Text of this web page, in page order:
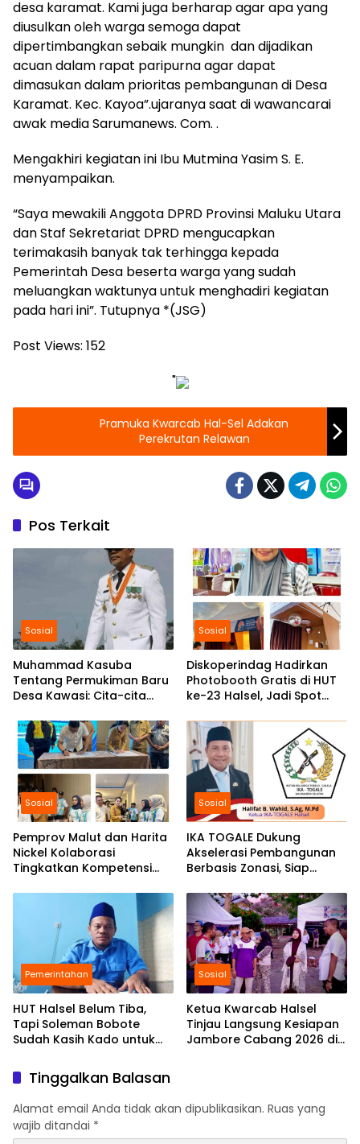
desa karamat. Kami juga berharap agar apa yang
diusulkan oleh warga semoga dapat
dipertimbangkan sebaik mungkin dan dijadikan
acuan dalam rapat paripurna agar dapat
dimasukan dalam prioritas pembangunan di Desa
Karamat. Kec. Kayoa”.ujaranya saat di wawancarai
awak media Sarumanews. Com. .
Mengakhiri kegiatan ini Ibu Mutmina Yasim S. E.
menyampaikan.
“Saya mewakili Anggota DPRD Provinsi Maluku Utara
dan Staf Sekretariat DPRD mengucapkan
terimakasih banyak tak terhingga kepada
Pemerintah Desa beserta warga yang sudah
meluangkan waktunya untuk menghadiri kegiatan
pada hari ini”. Tutupnya *(JSG)
Post Views: 152
"
Pramuka Kwarcab Hal-Sel Adakan
Perekrutan Relawan
Pos Terkait
Sosial
Muhammad Kasuba
Tentang Permukiman Baru
Desa Kawasi: Cita-cita
Sosial
Diskoperindag Hadirkan
Photobooth Gratis di HUT
ke-23 Halsel, Jadi Spot
Sosial
Pemprov Malut dan Harita
Nickel Kolaborasi
Tingkatkan Kompetensi
Generasi Muda Malut
Sosial
IKA TOGALE Dukung
Akselerasi Pembangunan
Berbasis Zonasi, Siap
Halmahera Selatan
Pemerintahan
HUT Halsel Belum Tiba,
Tapi Soleman Bobote
Sudah Kasih Kado untuk
Sosial
Ketua Kwarcab Halsel
Tinjau Langsung Kesiapan
Jambore Cabang 2026 di
Tinggalkan Balasan
Alamat email Anda tidak akan dipublikasikan. Ruas yang
wajib ditandai *